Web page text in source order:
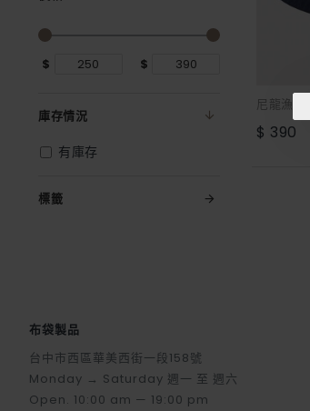
$ $
標籤
庫存情況
有庫存
尼龍漁夫帽
$ 390
布袋製品
台中市西區華美西街一段158號
Monday → Saturday 週一 至 週六
Open. 10:00 am — 19:00 pm